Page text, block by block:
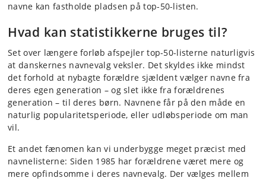
navne kan fastholde pladsen på top-50-listen.
Hvad kan statistikkerne bruges til?
Set over længere forløb afspejler top-50-listerne naturligvis
at danskernes navnevalg veksler. Det skyldes ikke mindst
det forhold at nybagte forældre sjældent vælger navne fra
deres egen generation – og slet ikke fra forældrenes
generation – til deres børn. Navnene får på den måde en
naturlig popularitetsperiode, eller udløbsperiode om man
vil.
Et andet fænomen kan vi underbygge meget præcist med
navnelisterne: Siden 1985 har forældrene været mere og
mere opfindsomme i deres navnevalg. Der vælges mellem